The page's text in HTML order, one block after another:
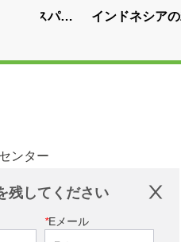
ネシアの精米所の事例研
ンター
ービス
スセンター
残してください
*Eメール